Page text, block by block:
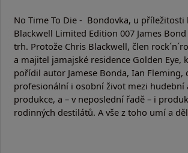
No Time To Die - Bondovka, u příležitosti
Blackwell Limited Edition 007 James
trh. Protože Chris Blackwell, člen
a majitel jamajské residence Golden Eye,
pořídil autor Jamese Bonda, Ian Fleming,
profesionální i osobní život mezi hudební
produkce, a – v neposlední řadě – i
rodinných destilátů. A vše z toho umí a